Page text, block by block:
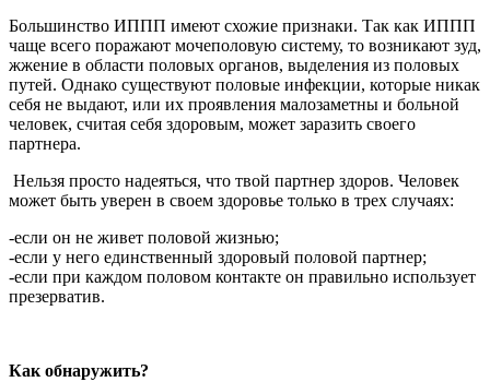
Большинство ИППП имеют схожие признаки. Так как ИППП
чаще всего поражают мочеполовую систему, то возникают зуд,
жжение в области половых органов, выделения из половых
путей. Однако существуют половые инфекции, которые никак
себя не выдают, или их проявления малозаметны и больной
человек, считая себя здоровым, может заразить своего
партнера.
Нельзя просто надеяться, что твой партнер здоров. Человек
может быть уверен в своем здоровье только в трех случаях:
-если он не живет половой жизнью;
-если у него единственный здоровый половой партнер;
-если при каждом половом контакте он правильно использует
презерватив.
Как обнаружить?